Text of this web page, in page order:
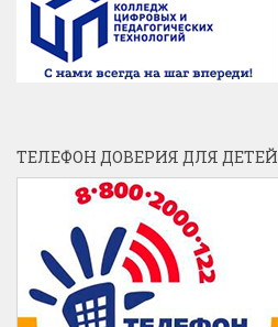
ТЕЛЕФОН ДОВЕРИЯ ДЛЯ ДЕТЕЙ